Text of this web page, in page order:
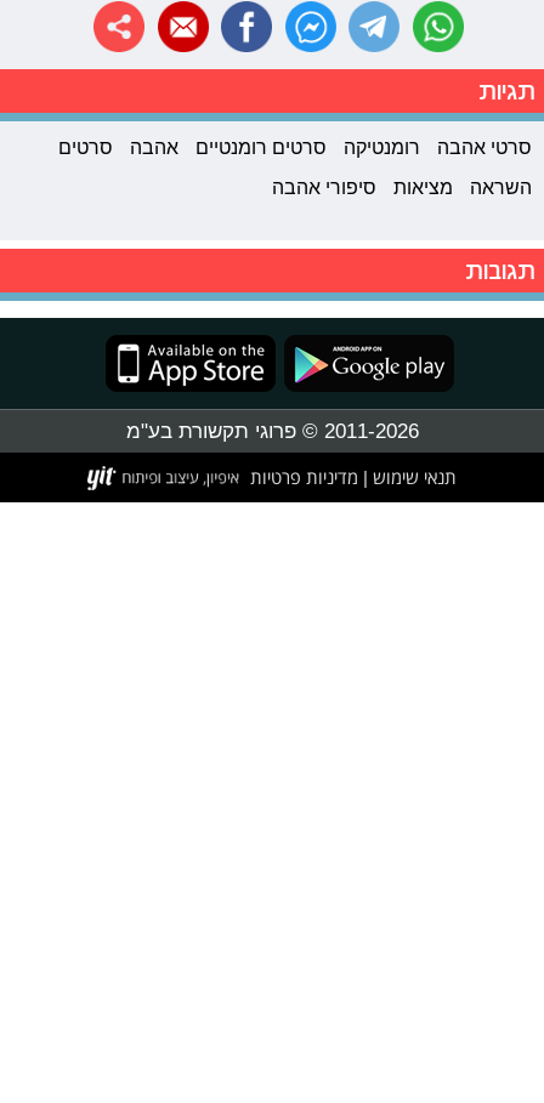
תגיות
סרטי אהבה רומנטיקה סרטים רומנטיים אהבה
סרטים
השראה
מציאות סיפורי אהבה
תגובות
2011-2026 © פרוגי תקשורת בע"מ
תנאי שימוש מדיניות פרטיות